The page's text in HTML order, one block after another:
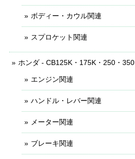
ボディー・カウル関連
スプロケット関連
ホンダ - CB125K・175K・250・350
エンジン関連
ハンドル・レバー関連
メーター関連
ブレーキ関連